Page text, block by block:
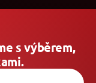
s výběrem,